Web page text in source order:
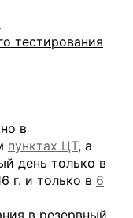
тестирования
в
пунктах ЦТ, а
день только в
г. и только в 6